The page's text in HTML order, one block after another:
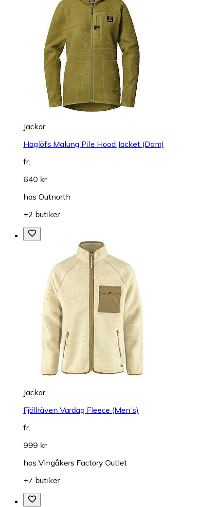
Jackor
Haglöfs Malung Pile Hood Jacket (Dam)
fr.
640 kr
hos Outnorth
+2 butiker
Jackor
Fjällräven Vardag Fleece (Men's)
fr.
999 kr
hos Vingåkers Factory Outlet
+7 butiker